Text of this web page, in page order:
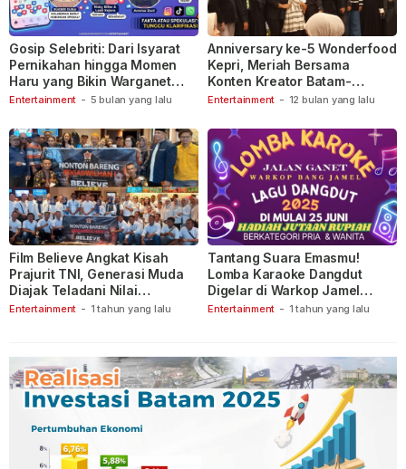
Entertainment - 5 bulan yang lalu
Gosip Selebriti: Dari Isyarat
Pernikahan hingga Momen
Haru yang Bikin Warganet
Berspekulasi
Entertainment - 12 bulan yang lalu
Anniversary ke-5 Wonderfood
Kepri, Meriah Bersama
Konten Kreator Batam-
Tanjungpinang
Entertainment - 1 tahun yang lalu
Film Believe Angkat Kisah
Prajurit TNI, Generasi Muda
Diajak Teladani Nilai
Keberanian
Entertainment - 1 tahun yang lalu
Tantang Suara Emasmu!
Lomba Karaoke Dangdut
Digelar di Warkop Jamel
Ganet